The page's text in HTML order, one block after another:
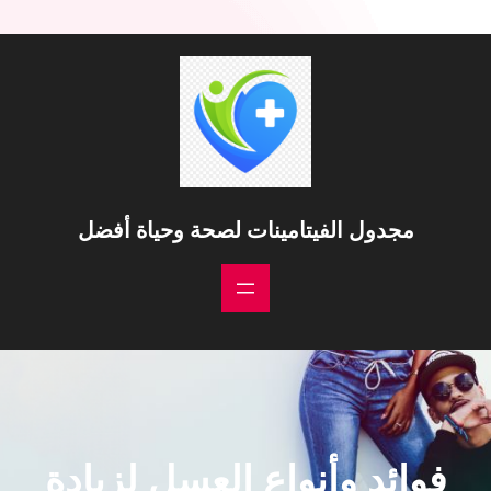
مجدول الفيتامينات لصحة وحياة أفضل
فوائد وأنواع العسل لزيادة